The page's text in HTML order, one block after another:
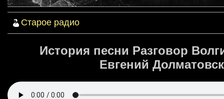
Старое радио
История песни Разговор
Евгений